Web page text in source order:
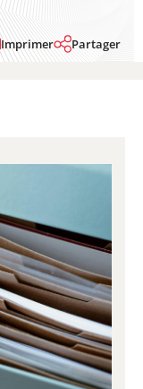
Imprimer Partager